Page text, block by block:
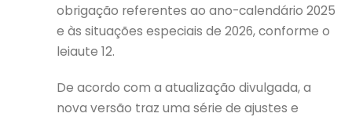
obrigação referentes ao ano-calendário 2025
e às situações especiais de 2026, conforme o
leiaute 12.
De acordo com a atualização divulgada, a
nova versão traz uma série de ajustes e